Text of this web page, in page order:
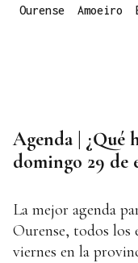
Ourense Amoeiro
Agenda | ¿Qué
domingo 29 de
La mejor agenda
Ourense, todos los
viernes en la